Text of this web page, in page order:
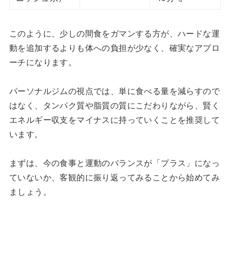
このように、少しの間食をガマンする方が、ハードな運
動を追加するよりも体への負担が少なく、確実なアプロ
ーチになります。
パーソナルジムの視点では、単に食べる量を減らすので
はなく、タンパク質や脂質の質にこだわりながら、賢く
エネルギー収支をマイナスに持っていくことを推奨して
います。
まずは、今の食事と運動のバランスが「プラス」になっ
ていないか、客観的に振り返ってみることから始めてみ
ましょう。